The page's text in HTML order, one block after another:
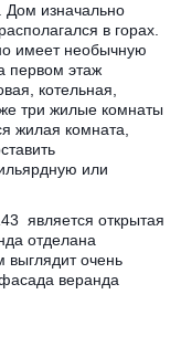
изначально
в горах.
имеет необычную
первом этаж
котельная,
три жилые комнаты
жилая комната,
или
является открытая
отделана
выглядит очень
веранда